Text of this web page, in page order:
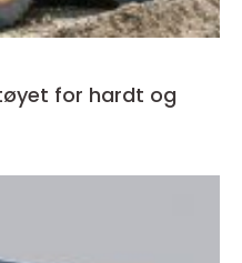
for hardt og